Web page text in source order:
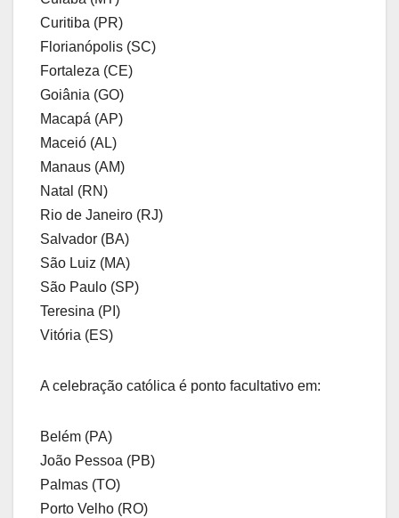
Curitiba (PR)
Florianópolis (SC)
Fortaleza (CE)
Goiânia (GO)
Macapá (AP)
Maceió (AL)
Manaus (AM)
Natal (RN)
Rio de Janeiro (RJ)
Salvador (BA)
São Luiz (MA)
São Paulo (SP)
Teresina (PI)
Vitória (ES)
A celebração católica é ponto facultativo em:
Belém (PA)
João Pessoa (PB)
Palmas (TO)
Porto Velho (RO)